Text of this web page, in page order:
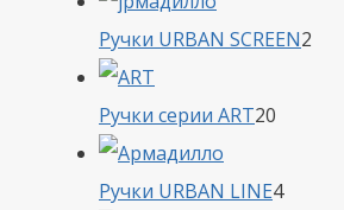
Ручки URBAN SCREEN2
Ручки серии ART20
Ручки URBAN LINE44